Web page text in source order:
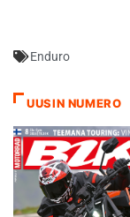
Enduro
UUSIN NUMERO